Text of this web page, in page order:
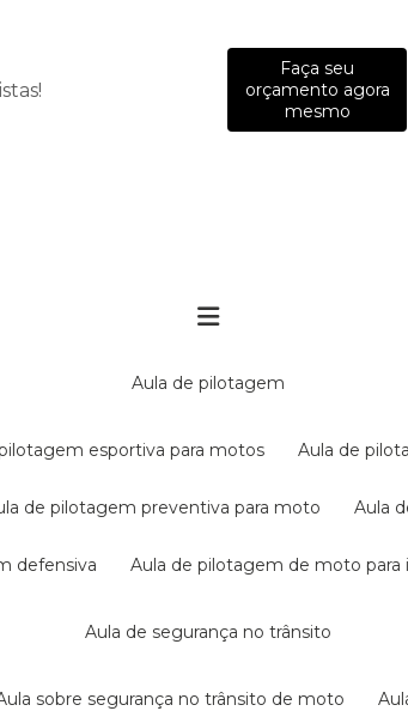
Faça seu
orçamento agora
mesmo
aula de pilotagem
pilotagem esportiva para motos aula de
de pilotagem preventiva para moto aula
defensiva aula de pilotagem de moto para
aula de segurança no trânsito
aula sobre segurança no trânsito de moto